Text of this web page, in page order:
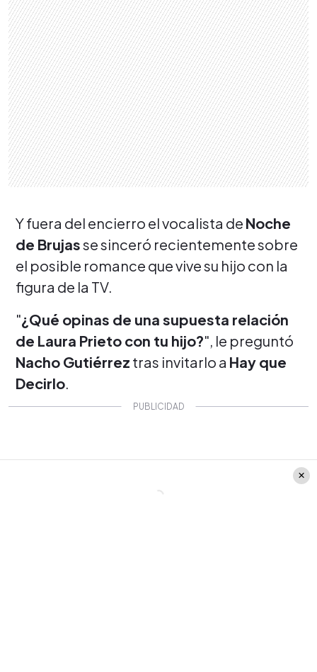
Y fuera del encierro el vocalista de Noche
de Brujasse sinceró recientemente sobre
el posible romance que vive su hijo con la
figura de la TV.
"¿Qué opinas de una supuesta relación
de Laura Prieto con tu hijo?", le preguntó
Nacho Gutiérrez tras invitarlo a Hay que
Decirlo.